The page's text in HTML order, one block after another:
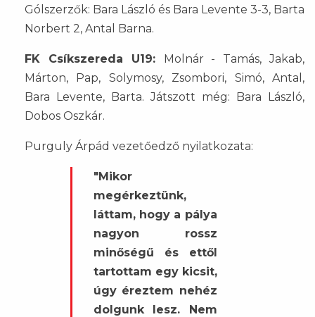
Gólszerzők: Bara László és Bara Levente 3-3, Barta
Norbert 2, Antal Barna.
FK Csíkszereda U19: Molnár - Tamás, Jakab,
Márton, Pap, Solymosy, Zsombori, Simó, Antal,
Bara Levente, Barta. Játszott még: Bara László,
Dobos Oszkár.
Purguly Árpád vezetőedző nyilatkozata:
"Mikor
megérkeztünk,
láttam, hogy a pálya
nagyon rossz
minőségű és ettől
tartottam egy kicsit,
úgy éreztem nehéz
dolgunk lesz. Nem